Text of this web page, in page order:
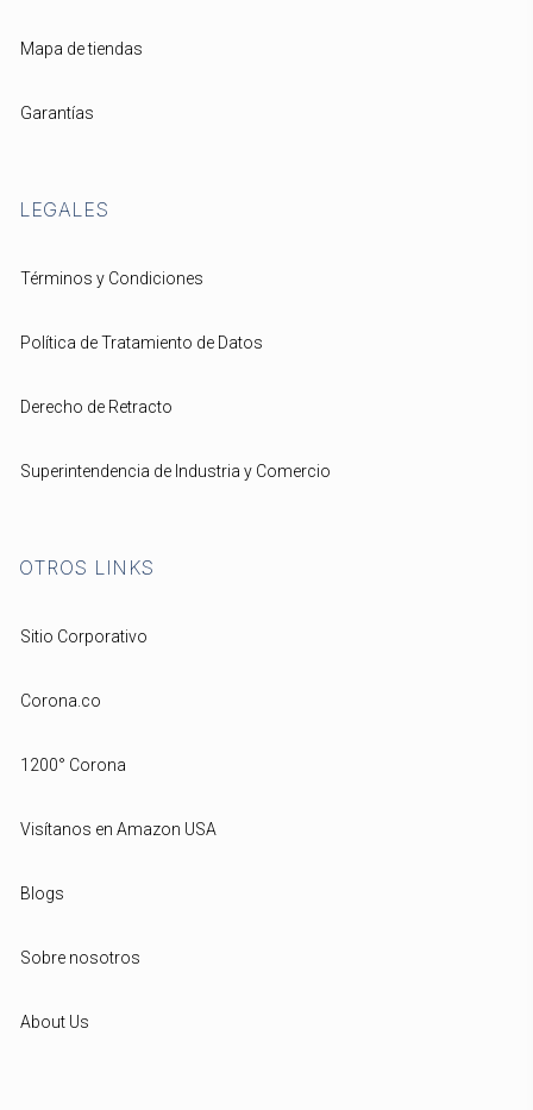
Mapa de tiendas
Garantías
LEGALES
Términos y Condiciones
Política de Tratamiento de Datos
Derecho de Retracto
Superintendencia de Industria y Comercio
OTROS LINKS
Sitio Corporativo
Corona.co
1200° Corona
Visítanos en Amazon USA
Blogs
Sobre nosotros
About Us